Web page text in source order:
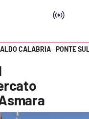
CALABRIA PONTE